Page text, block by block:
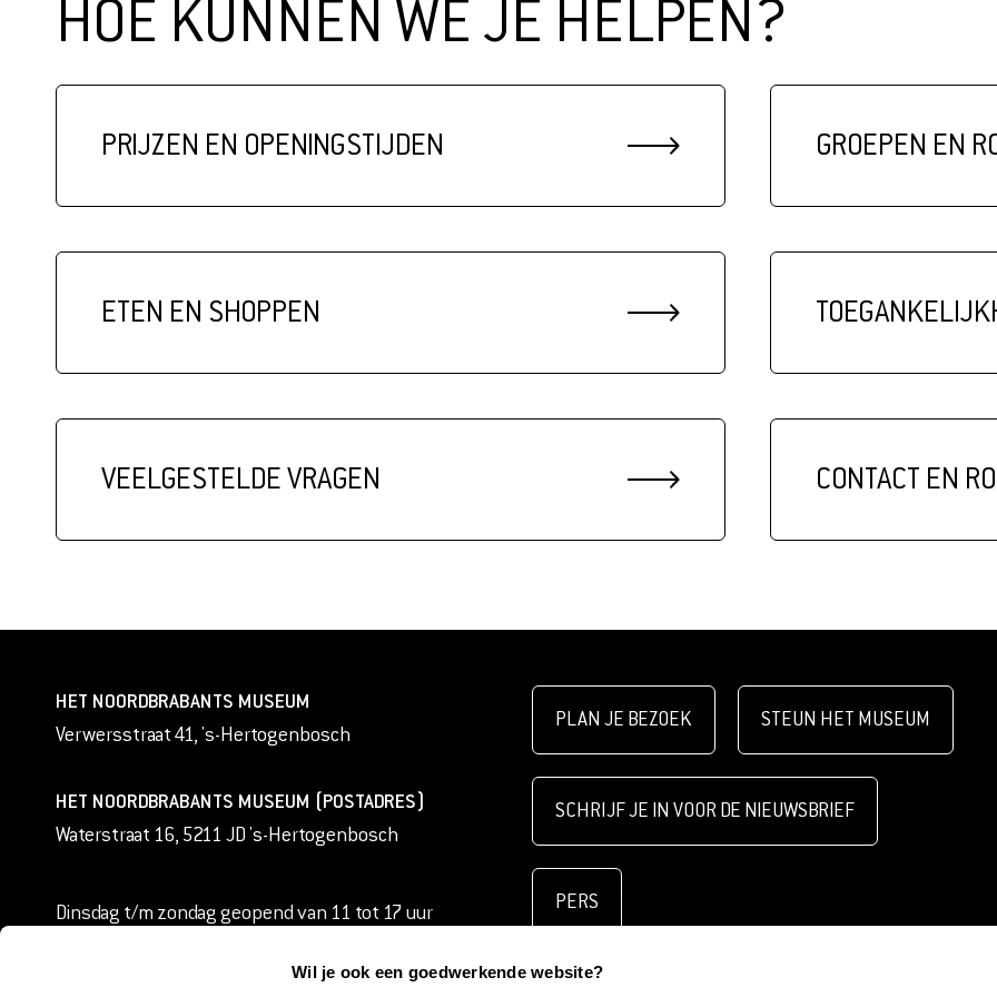
Wil je ook een goedwerkende website?
HOE KUNNEN WE JE HELPEN?
PRIJZEN EN OPENINGSTIJDEN GROEPEN EN
ETEN EN SHOPPEN
VEELGESTELDE VRAGEN CONTACT EN
HET NOORDBRABANTS MUSEUM
Verwersstraat 41, 's-Hertogenbosch
HET NOORDBRABANTS MUSEUM (POSTADRES)
Waterstraat 16, 5211 JD 's-Hertogenbosch
Dinsdag t/m zondag geopend van 11 tot 17 uur
PLAN JE BEZOEK STEUN HET MUSEUM
SCHRIJF JE IN VOOR DE NIEUWSBRIEF
PERS